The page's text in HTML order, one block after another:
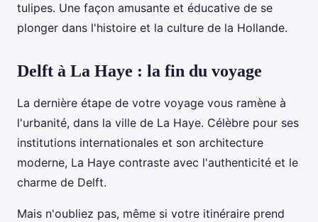
tulipes. Une façon amusante et éducative de se
plonger dans l'histoire et la culture de la Hollande.
Delft à La Haye : la fin du voyage
La dernière étape de votre voyage vous ramène à
l'urbanité, dans la ville de La Haye. Célèbre pour ses
institutions internationales et son architecture
moderne, La Haye contraste avec l'authenticité et le
charme de Delft.
Mais n'oubliez pas, même si votre itinéraire prend